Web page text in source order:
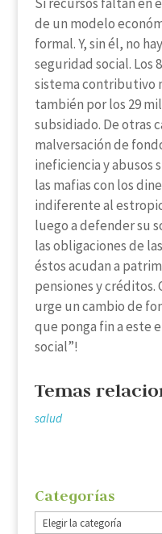
de un modelo
formal. Y, sin él, no
seguridad social. Los
sistema contributivo
también por los 29
subsidiado. De otras
malversación de
ineficiencia y abusos
las mafias con los
indiferente al
luego a defender su
las obligaciones de
éstos acudan a
pensiones y créditos.
urge un cambio de
que ponga fin a este
social”!
Temas
salud
Categorías
Categorías